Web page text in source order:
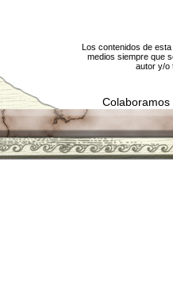
Los contenidos de
medios siempre que
autor y/o